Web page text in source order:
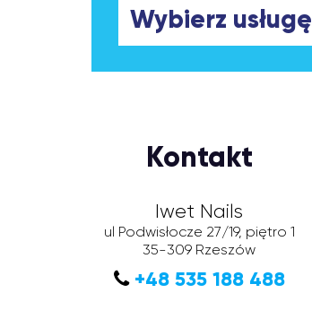
Kontakt
Iwet Nails
ul Podwisłocze 27/19, piętro 1
35-309 Rzeszów
+48 535 188 488